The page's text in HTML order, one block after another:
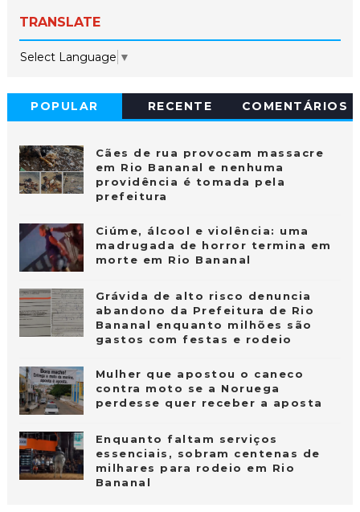
TRANSLATE
Select Language ▼
POPULAR RECENTE COMENTÁRIOS
Cães de rua provocam massacre
em Rio Bananal e nenhuma
providência é tomada pela
prefeitura
Ciúme, álcool e violência: uma
madrugada de horror termina em
morte em Rio Bananal
Grávida de alto risco denuncia
abandono da Prefeitura de Rio
Bananal enquanto milhões são
gastos com festas e rodeio
Mulher que apostou o caneco
contra moto se a Noruega
perdesse quer receber a aposta
Enquanto faltam serviços
essenciais, sobram centenas de
milhares para rodeio em Rio
Bananal